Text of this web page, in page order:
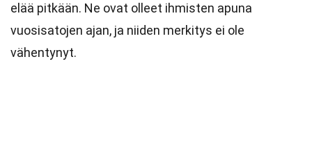
elää pitkään. Ne ovat olleet ihmisten apuna
vuosisatojen ajan, ja niiden merkitys ei ole
vähentynyt.